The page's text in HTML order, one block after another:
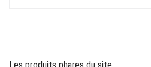
Les produits phares du site